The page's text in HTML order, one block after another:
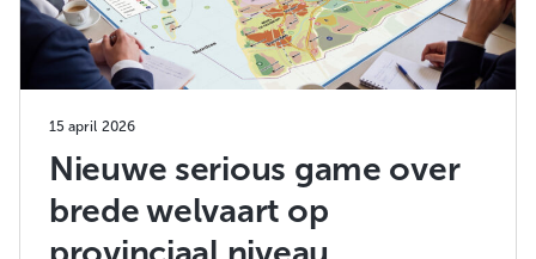
15 april 2026
Nieuwe serious game over
brede welvaart op